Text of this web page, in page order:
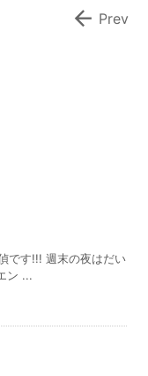
 Prev
です!!! 週末の夜はだい
ン ...